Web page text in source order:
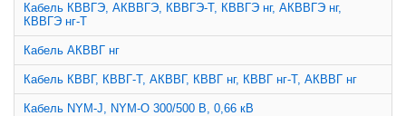
Кабель КВВГЭ, АКВВГЭ, КВВГЭ-Т, КВВГЭ нг, АКВВГЭ нг,
КВВГЭ нг-Т
Кабель АКВВГ нг
Кабель КВВГ, КВВГ-Т, АКВВГ, КВВГ нг, КВВГ нг-Т, АКВВГ нг
Кабель NYM-J, NYM-O 300/500 В, 0,66 кВ